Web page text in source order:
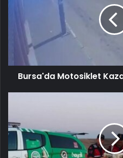
Bursa'da Motosiklet